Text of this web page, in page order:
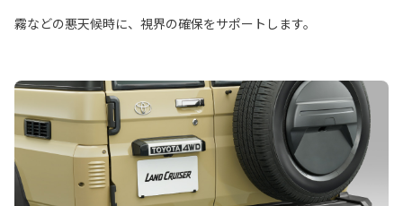
霧などの悪天候時に、視界の確保をサポートします。